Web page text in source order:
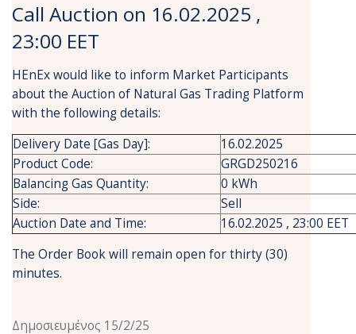
Call Auction on 16.02.2025 ,
23:00 EET
HEnEx would like to inform Market Participants
about the Auction of Natural Gas Trading Platform
with the following details:
Delivery Date [Gas Day]:
16.02.2025
Product Code:
GRGD250216
Balancing Gas Quantity:
0 kWh
Side:
Sell
Auction Date and Time:
16.02.2025 , 23:00 EET
The Order Book will remain open for thirty (30)
minutes.
Δημοσιευμένος 15/2/25